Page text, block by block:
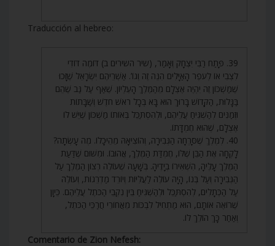
Traducción al hebreo:
39. פָּתַח רַבִּי יִצְחָק וְאָמַר, (שיר השירים ב) דּוֹמֶה דּוֹדִי
לִצְבִי אוֹ לְעֹפֶר הָאַיָּלִים הִנֵּה זֶה וְגוֹ’. אַשְׁרֵיהֶם יִשְׂרָאֵל שֶׁזָּכוּ
שֶׁמַּשְׁכּוֹן זֶה יִהְיֶה אֶצְלָם מֵהַמֶּלֶךְ הָעֶלְיוֹן. שֶׁאַף עַל גַּב שֶׁהֵם
בַּגָּלוּת, הַקָּדוֹשׁ בָּרוּךְ הוּא בָּא בְּכָל רֹאשׁ חֹדֶשׁ וְשַׁבָּתוֹת
וּזְמַנִּים לְהַשְׁגִּיחַ עֲלֵיהֶם, וּלְהִסְתַּכֵּל בְּאוֹתוֹ מַשְׁכּוֹן שֶׁיֵּשׁ לוֹ
אֶצְלָם, שֶׁהוּא חֶמְדָּתוֹ.
40. לְמֶלֶךְ שֶׁסָּרְחָה הַגְּבִירָה, וְהוֹצִיאָהּ מֵהֵיכָלוֹ. מֶה עָשְׂתָה?
לָקְחָה אֶת הַבֵּן שֶׁלּוֹ, חֶמְדַּת הַמֶּלֶךְ, אֲהוּבוֹ. וּמִשּׁוּם שֶׁדַּעַת
הַמֶּלֶךְ עָלֶיהָ, הִשְׁאִירוֹ בְיָדֶיהָ. בְּשָׁעָה שֶׁעוֹלֶה רְצוֹן הַמֶּלֶךְ עַל
הַגְּבִירָה וְעַל בְּנוֹ, הָיָה עוֹלֶה לַעֲלִיּוֹת וְיוֹרֵד מַדְרֵגוֹת, וְעוֹלֶה
עַל הַכְּתָלִים, לְהִסְתַּכֵּל וּלְהַשְׁגִּיחַ בֵּין נִקְבֵי הַכֹּתֶל עֲלֵיהֶם. כֵּיוָן
שֶׁרוֹאֶה אוֹתָם, הוּא מַתְחִיל לִבְכּוֹת מֵאֲחוֹרֵי חֲרַכֵּי הַכֹּתֶל,
וְאַחַר כָּךְ הוֹלֵךְ לוֹ.
Comentario de Zion Nefesh: